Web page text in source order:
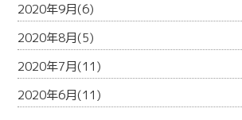
2020年9月(6)
2020年8月(5)
2020年7月(11)
2020年6月(11)